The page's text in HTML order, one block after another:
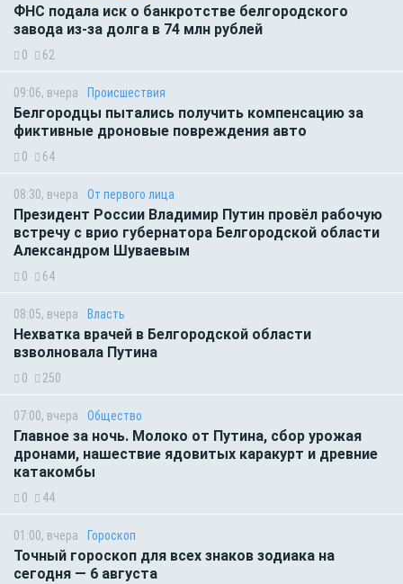
ФНС подала иск о банкротстве белгородского
завода из-за долга в 74 млн рублей
0 62
09:06, вчера Происшествия
Белгородцы пытались получить компенсацию за
фиктивные дроновые повреждения авто
0 64
08:30, вчера От первого лица
Президент России Владимир Путин провёл рабочую
встречу с врио губернатора Белгородской области
Александром Шуваевым
0 64
08:05, вчера Власть
Нехватка врачей в Белгородской области
взволновала Путина
0 250
07:00, вчера Общество
Главное за ночь. Молоко от Путина, сбор урожая
дронами, нашествие ядовитых каракурт и древние
катакомбы
0 44
01:00, вчера Гороскоп
Точный гороскоп для всех знаков зодиака на
сегодня — 6 августа